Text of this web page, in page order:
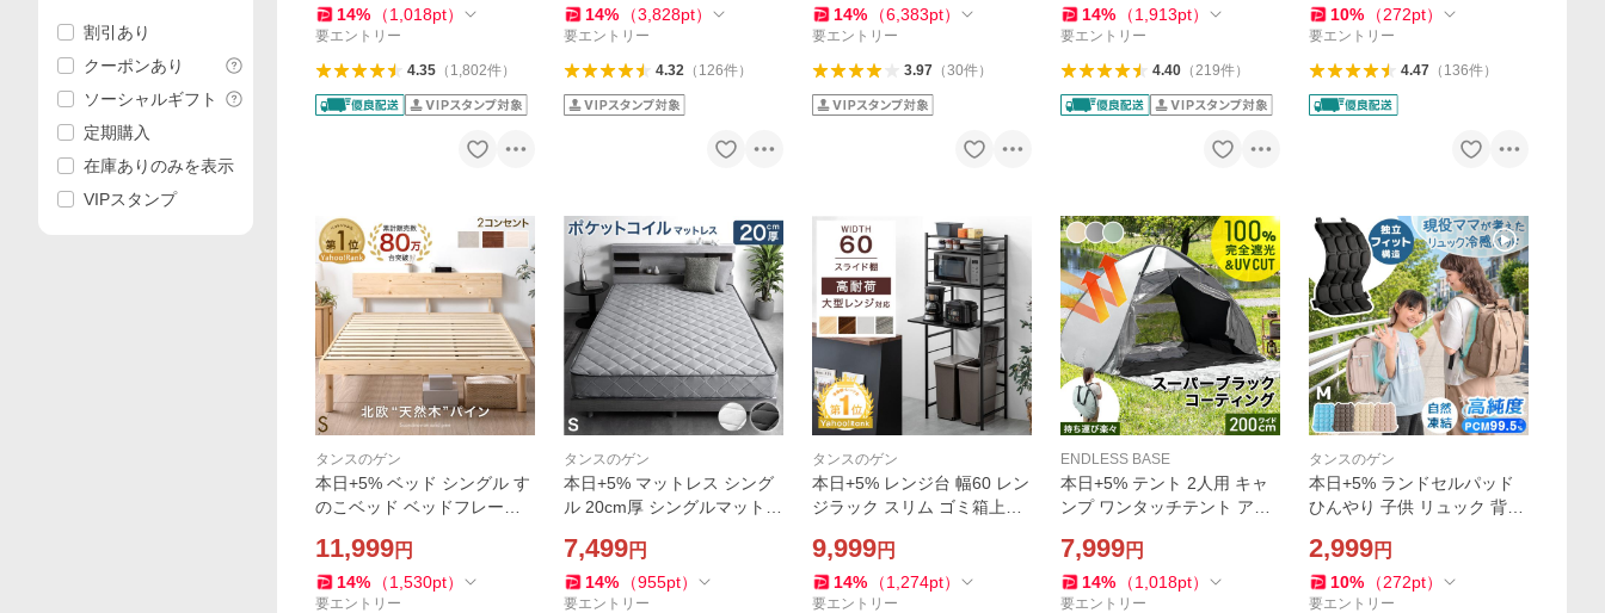
軽い 三層敷布団 清潔 国産 布
団 厚手 軽量
14% （1,018pt）
要エントリー
4.35（ 1,802件）
ク ソファーベッド ソファベ
ッド 42500023
14% （3,828pt）
要エントリー
4.32（ 126件）
家庭用 業務用 窓用エアコン
移動式エアコン
14% （6,383pt）
要エントリー
3.97（30件）
策 乾燥機 除湿 家庭用 部屋干
し
14% （1,913pt）
要エントリー
4.40（219件）
んやり 冷感寝具 おしゃれ 夏
布団
10% （272pt）
要エントリー
4.47（ 136件）
タンスのゲン
本日+5% ベッド シングル す
のこベッド ベッドフレーム
調節 コンセント付 木製 ベッ
ト ベットフレーム すのこ お
しゃれ 17600247
11,999円
14% （1,530pt）
要エントリー
タンスのゲン
本日+5% マットレス シング
ル 20cm厚 シングルマットレ
ス ベッドマットレス コイル
マットレス ポケットコイル
ベッドマット
7,499円
14% （955pt）
要エントリー
タンスのゲン
本日+5% レンジ台 幅60 レン
ジラック スリム ゴミ箱上ラ
ンジ対応 高耐荷設計 スライ
ド棚 スチール レンジラック
収納ラック 収納棚
9,999円
14% （1,274pt）
要エントリー
ENDLESS BASE
本日+5% テント 2人用 キャ
ンプ ワンタッチテント アウ
ント 1人用 おしゃれ 完全遮
光 フルクローズ ワンタッチ
ソロテント てんと
7,999円
14% （1,018pt）
要エントリー
タンスのゲン
本日+5% ランドセルパッド
ひんやり 子供 リュック 背中
ッズ リュックパッド 冷却 暑
さ対策 汗 冷たい 冷却パッド
85000008
2,999円
10% （272pt）
要エントリー
割引あり
クーポンあり
ソーシャルギフト
定期購入
在庫ありのみを表示
VIPスタンプ